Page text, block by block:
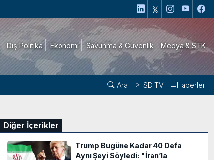
Dış Politika Ekonomi Savunma & Güvenlik Medya & STK
Ara SD TV Haberler
Diğer İçerikler
Trump Bugüne Kadar 40 Defa
Aynı Şeyi Söyledi: "İran’la